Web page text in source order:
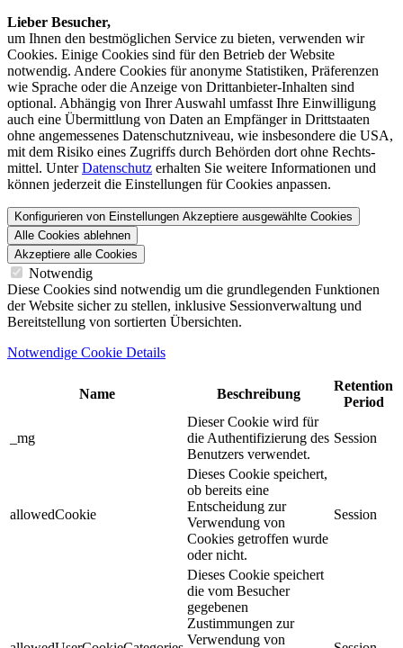
Lieber Besucher,
um Ihnen den best­möglichen Service zu bieten, verwenden wir
Cookies. Einige Cookies sind für den Betrieb der Website
notwendig. Andere Cookies für anonyme Statistiken, Präferenzen
wie Sprache oder die Anzeige von Dritt­anbieter-Inhalten sind
optional. Abhängig von Ihrer Auswahl umfasst Ihre Einwilligung
auch eine Übermittlung von Daten an Empfänger in Drittstaaten
ohne angemessenes Daten­schutz­niveau, wie insbesondere die USA,
mit dem Risiko eines Zugriffs durch Behörden dort ohne Rechts­
mittel. UnterDatenschutz erhalten Sie weitere Informationen und
können jederzeit die Einstellungen für Cookies anpassen.
Konfigurieren von Einstellungen Akzeptiere ausgewählte Cookies
Alle Cookies ablehnen
Akzeptiere alle Cookies
Notwendig
Diese Cookies sind notwendig um die grundlegenden Funktionen
der Website sicher zu stellen, inklusive Sessionverwaltung und
Bereitstellung von sortierten Übersichten.
Notwendige Cookie Details
Name Beschreibung
Retention
Period
_mg
Dieser Cookie wird für
die Authentifizierung des
Benutzers verwendet.
Session
allowedCookie
Dieses Cookie speichert,
ob bereits eine
Entscheidung zur
Verwendung von
Cookies getroffen wurde
oder nicht.
Session
Dieses Cookie speichert
die vom Besucher
gegebenen
Zustimmungen zur
Verwendung von